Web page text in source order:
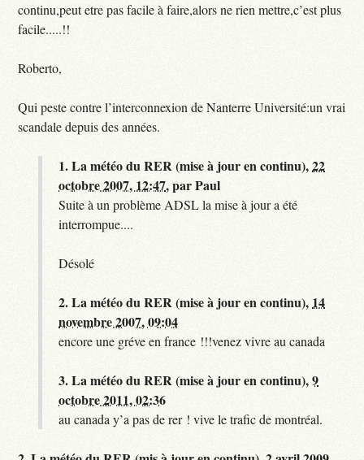
continu,peut etre pas facile à faire,alors ne rien mettre,c’est plus
facile.....!!
Roberto,
Qui peste contre l’interconnexion de Nanterre Université:un vrai
scandale depuis des années.
1.La météo du RER (mise à jour en continu),22
octobre 2007, 12:47,parPaul
Suite à un problème ADSL la mise à jour a été
interrompue....
Désolé
2.La météo du RER (mise à jour en continu), 14
novembre 2007, 09:04
encore une gréve en france !!!venez vivre au canada
3.La météo du RER (mise à jour en continu),9
octobre 2011, 02:36
au canada y’a pas de rer ! vive le trafic de montréal.